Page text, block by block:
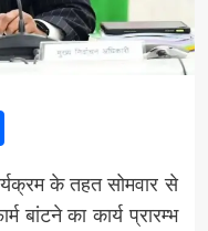
Share
के तहत सोमवार से
बांटने का कार्य प्रारम्भ